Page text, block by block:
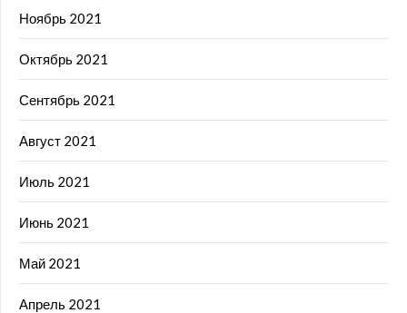
Ноябрь 2021
Октябрь 2021
Сентябрь 2021
Август 2021
Июль 2021
Июнь 2021
Май 2021
Апрель 2021